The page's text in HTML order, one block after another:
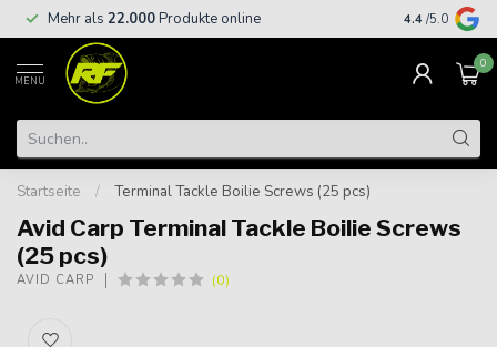
Mehr als 22.000Produkte online Kostenloser
€
4.4 /5.0
MENU
0
Startseite / Terminal Tackle Boilie Screws (25 pcs)
Avid Carp Terminal Tackle Boilie Screws
(25 pcs)
AVID CARP (0)